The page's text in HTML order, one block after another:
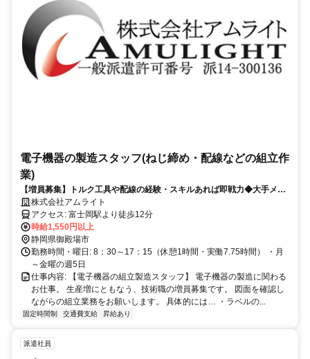
電子機器の製造スタッフ(ねじ締め・配線などの組立作
業)
【増員募集】トルク工具や配線の経験・スキルあれば即戦力◆大手メー
カーで高時給のお仕事｜土日休み＆日勤のみ｜バイク・車通勤OK
株式会社アムライト
アクセス: 富士岡駅より徒歩12分
時給1,550円以上
静岡県御殿場市
勤務時間・曜日: 8：30～17：15（休憩1時間・実働7.75時間） ・月
～金曜の週5日
仕事内容: 【電子機器の組立製造スタッフ】 電子機器の製造に関わる
お仕事。 生産増にともなう、技術職の増員募集です。 図面を確認し
ながらの組立業務をお願いします。 具体的には… ・ラベルの...
固定時間制 交通費支給 昇給あり
派遣社員